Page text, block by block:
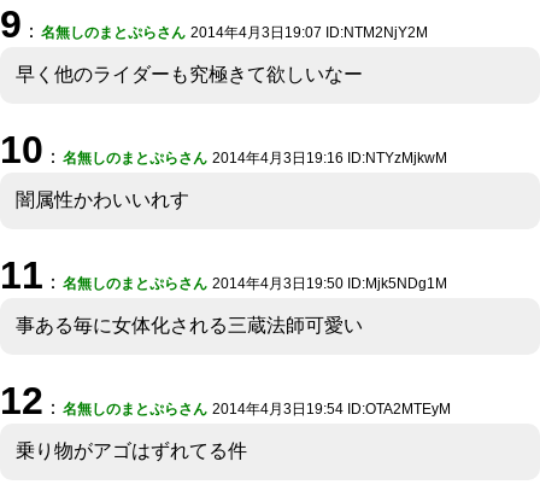
9 ： 名無しのまとぷらさん 2014年4月3日19:07 ID:NTM2NjY2M
早く他のライダーも究極きて欲しいなー
10 ： 名無しのまとぷらさん 2014年4月3日19:16 ID:NTYzMjkwM
闇属性かわいいれす
11 ： 名無しのまとぷらさん 2014年4月3日19:50 ID:Mjk5NDg1M
事ある毎に女体化される三蔵法師可愛い
12 ： 名無しのまとぷらさん 2014年4月3日19:54 ID:OTA2MTEyM
乗り物がアゴはずれてる件